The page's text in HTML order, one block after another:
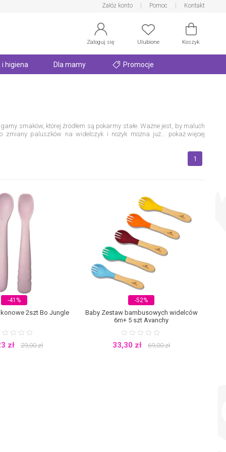
Załóż konto Pomoc Kontakt
Zaloguj się Ulubione Koszyk
i higiena Dla mamy Promocje
... pokaż więcej
smaków, której źródłem są pokarmy stałe. Ważne jest, by maluch
zmiany paluszków na widelczyk i nożyk można już
jadasz Ty i reszta członków Twojej rodziny. Dla maluszka należy
wykonane z tworzyw sztucznych, takich jak: silikon, melamina
Radość
wystarczy łyżka i widelec, nóż nie jest konieczny.Sztućce dla dzieci
nóż, na początku wystarczy taki do masła, który nie jest zbyt ostry.
długo oczekiwaną atrakcją każdego dnia. Z pewnością pomogą Ci w
oraz wszystko, co jeszcze stanowi dla nich zagadkę. Jeżeli,
W tym celu zdecyduj się na zakupsztućców termicznych
a tym samym chętniej będzie jadło posiłek, który dla niego
żeby zachęcić dziecko do zjedzenia całej zawartości talerza.
mniej skuteczna okaże się także cała zastawa ozdobiona grafiką z
niebieski czy zielony. Żywe kolory i wizerunki zwierzątek sprawią,
niczym dorosły.
W ofercie sklepu z artykułami dziecięcymi Nodik
przegródkami oraz z zestawem sztućców, a wszystko to elegancko
Chicco, Tommee Tippee, Done by Deer, EZPZ, Thermobaby czy
1
-41%
2szt Bo Jungle
zł 29,00zł
-52%
Baby Zestaw bambusowych widelców
6m+ 5 szt Avanchy
33,30 zł 69,00zł